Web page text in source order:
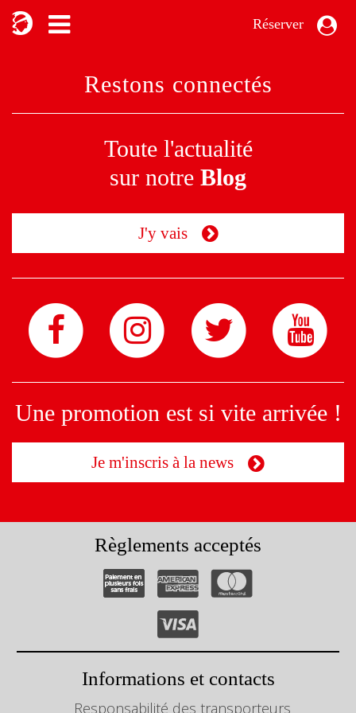
Réserver
Restons connectés
Toute l'actualité
sur notre Blog
J'y vais
Une promotion est si vite arrivée !
Je m'inscris à la news
Règlements acceptés
Informations et contacts
Responsabilité des transporteurs